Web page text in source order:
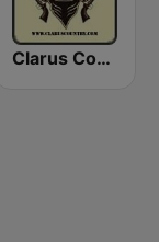
Clarus Country